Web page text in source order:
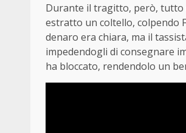
Durante il tragitto, però, tutto
estratto un coltello, colpendo
denaro era chiara, ma il
impedendogli di consegnare
ha bloccato, rendendolo un